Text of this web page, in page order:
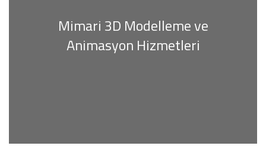
Mimari 3D Modelleme ve
Animasyon Hizmetleri